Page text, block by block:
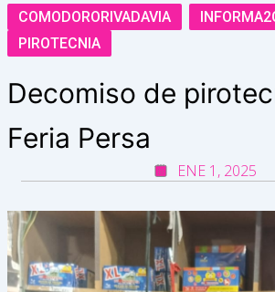
COMODORORIVADAVIA
PIROTECNIA
Decomiso de
Feria Persa
ENE 1, 2025